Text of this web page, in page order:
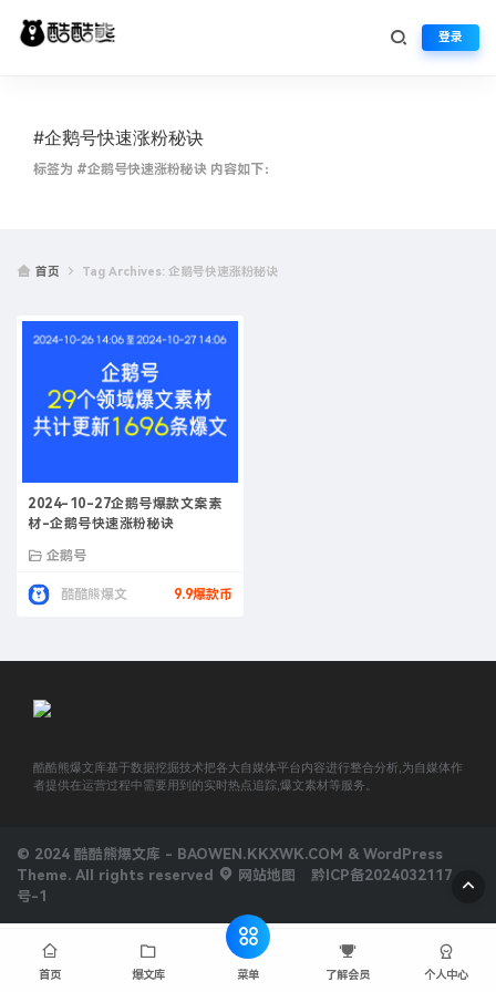
登录
#企鹅号快速涨粉秘诀
标签为 #企鹅号快速涨粉秘诀 内容如下：
首页 Tag Archives: 企鹅号快速涨粉秘诀
2024-10-27企鹅号爆款文案素
材-企鹅号快速涨粉秘诀
企鹅号
酷酷熊爆文 9.9爆款币
酷酷熊爆文库基于数据挖掘技术把各大自媒体平台内容进行整合分析,为自媒体作
者提供在运营过程中需要用到的实时热点追踪,爆文素材等服务。
© 2024 酷酷熊爆文库 - BAOWEN.KKXWK.COM & WordPress
Theme. All rights reserved
网站地图
黔ICP备2024032117
号-1
首页 爆文库 菜单 了解会员 个人中心